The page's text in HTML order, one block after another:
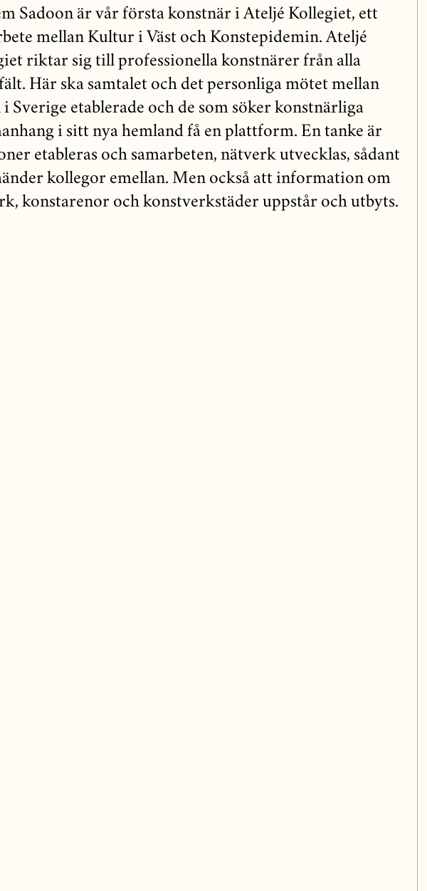
Sadoon är vår första konstnär i Ateljé Kollegiet, ett
mellan Kultur i Väst och Konstepidemin. Ateljé
riktar sig till professionella konstnärer från alla
Här ska samtalet och det personliga mötet mellan
i Sverige etablerade och de som söker konstnärliga
i sitt nya hemland få en plattform. En tanke är
etableras och samarbeten, nätverk utvecklas, sådant
kollegor emellan. Men också att information om
konstarenor och konstverkstäder uppstår och utbyts.